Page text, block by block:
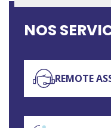
NOS
REMOTE